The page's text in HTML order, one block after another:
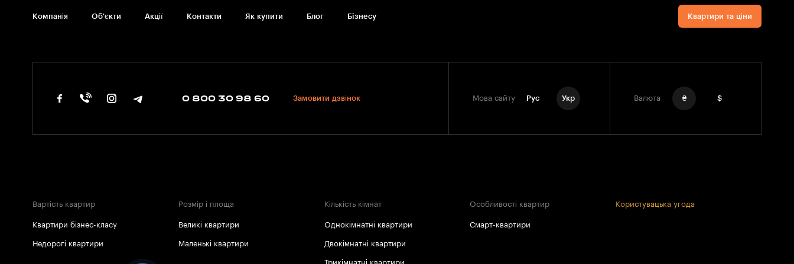
Компанія Об'єкти Акції Контакти Як купити Блог Бiзнесу Квартири та ціни
0 800 30 98 60 Замовити дзвінок Мова сайту Рус Укр Валюта ₴ $
Вартість квартир
Квартири бізнес-класу
Недорогі квартири
Розмір і площа
Великі квартири
Маленькі квартири
Кількість кімнат
Однокімнатні квартири
Двокімнатні квартири
Трикімнатні квартири
Особливості квартир
Смарт-квартири
Користувацька угода